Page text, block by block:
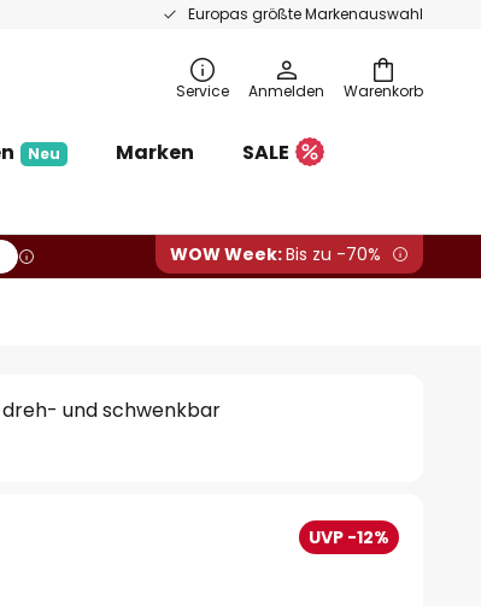
Europas größte Markenauswahl
Warenkorb
Service Anmelden
Neu Marken
SALE
WOW Week:Bis zu -70%
und schwenkbar
UVP -12%